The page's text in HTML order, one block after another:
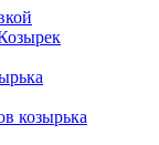
козырька